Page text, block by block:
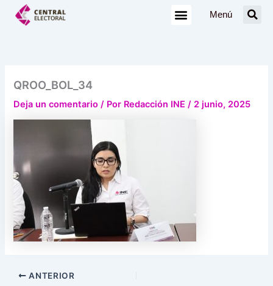
Menú
QROO_BOL_34
Deja un comentario / Por Redacción INE/ 2 junio, 2025
ANTERIOR